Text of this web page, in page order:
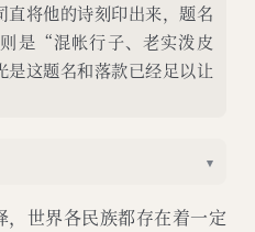
将他的诗刻印出来，题名
是“混帐行子、老实泼皮
这题名和落款已经足以让
▾
世界各民族都存在着一定